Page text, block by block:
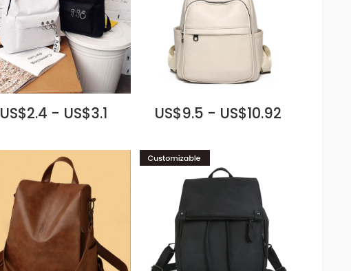
US$2.4 - US$3.1 US$9.5 - US$10.92